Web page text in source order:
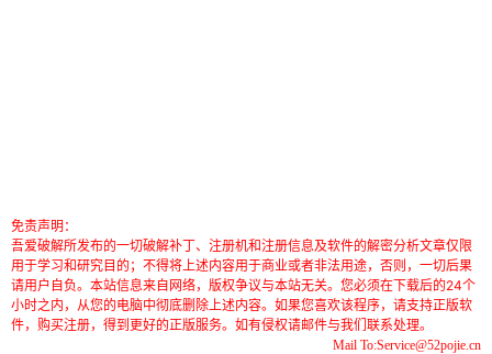
免责声明：
吾爱破解所发布的一切破解补丁、注册机和注册信息及软件的解密分析文章仅限
用于学习和研究目的；不得将上述内容用于商业或者非法用途，否则，一切后果
请用户自负。本站信息来自网络，版权争议与本站无关。您必须在下载后的24个
小时之内，从您的电脑中彻底删除上述内容。如果您喜欢该程序，请支持正版软
件，购买注册，得到更好的正版服务。如有侵权请邮件与我们联系处理。
Mail To:Service@52pojie.cn